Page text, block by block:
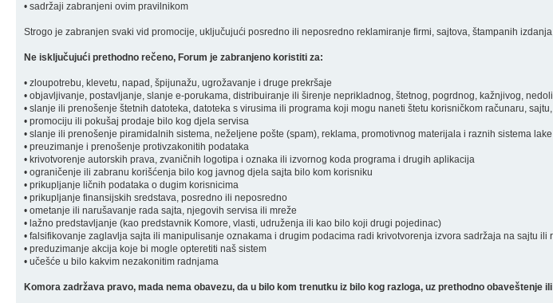
• sadržaji zabranjeni ovim pravilnikom
Strogo je zabranjen svaki vid promocije, uključujući posredno ili neposredno reklamiranje firmi, sajtova, štampanih
Ne isključujući prethodno rečeno, Forum je zabranjeno koristiti za:
• zloupotrebu, klevetu, napad, špijunažu, ugrožavanje i druge prekršaje
• objavljivanje, postavljanje, slanje e-porukama, distribuiranje ili širenje neprikladnog, štetnog, pogrdnog, kažnjivog,
• slanje ili prenošenje štetnih datoteka, datoteka s virusima ili programa koji mogu naneti štetu korisničkom računaru,
• promociju ili pokušaj prodaje bilo kog djela servisa
• slanje ili prenošenje piramidalnih sistema, neželjene pošte (spam), reklama, promotivnog materijala i raznih sistema
• preuzimanje i prenošenje protivzakonitih podataka
• krivotvorenje autorskih prava, zvaničnih logotipa i oznaka ili izvornog koda programa i drugih aplikacija
• ograničenje ili zabranu korišćenja bilo kog javnog djela sajta bilo kom korisniku
• prikupljanje ličnih podataka o dugim korisnicima
• prikupljanje finansijskih sredstava, posredno ili neposredno
• ometanje ili narušavanje rada sajta, njegovih servisa ili mreže
• lažno predstavljanje (kao predstavnik Komore, vlasti, udruženja ili kao bilo koji drugi pojedinac)
• falsifikovanje zaglavlja sajta ili manipulisanje oznakama i drugim podacima radi krivotvorenja izvora sadržaja na sajtu
• preduzimanje akcija koje bi mogle opteretiti naš sistem
• učešće u bilo kakvim nezakonitim radnjama
Komora zadržava pravo, mada nema obavezu, da u bilo kom trenutku iz bilo kog razloga, uz prethodno obaveštenje